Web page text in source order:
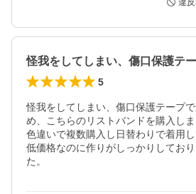
違
5
怪我をしてしまい、傷口保護テープ
め、こちらのリストバンドを購入しま
色違いで複数購入し日替わりで着用し
低価格なのに作りがしっかりしてお
た。